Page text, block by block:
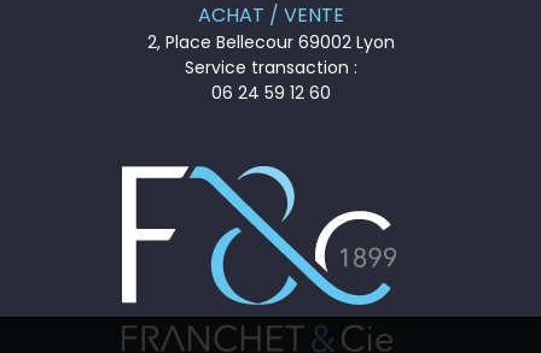
ACHAT / VENTE
2, Place Bellecour 69002 Lyon
Service transaction :
06 24 59 12 60